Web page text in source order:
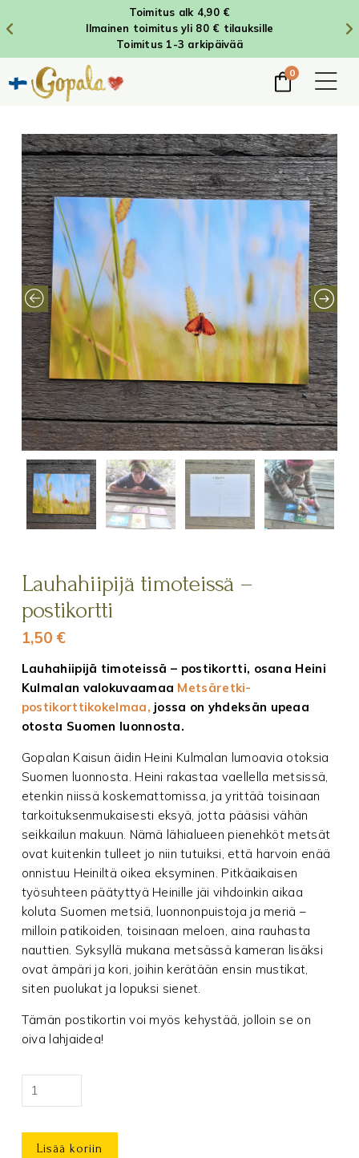
Toimitus alk 4,90 €
Ilmainen toimitus yli 80 € tilauksille
Toimitus 1-3 arkipäivää
0
Lauhahiipijä timoteissä –
postikortti
1,50 €
Lauhahiipijä timoteissä – postikortti, osana Heini
Kulmalan valokuvaamaa Metsäretki-
postikorttikokelmaa, jossa on yhdeksän upeaa
otosta Suomen luonnosta.
Gopalan Kaisun äidin Heini Kulmalan lumoavia otoksia
Suomen luonnosta. Heini rakastaa vaellella metsissä,
etenkin niissä koskemattomissa, ja yrittää toisinaan
tarkoituksenmukaisesti eksyä, jotta pääsisi vähän
seikkailun makuun. Nämä lähialueen pienehköt metsät
ovat kuitenkin tulleet jo niin tutuiksi, että harvoin enää
onnistuu Heiniltä oikea eksyminen. Pitkäaikaisen
työsuhteen päätyttyä Heinille jäi vihdoinkin aikaa
koluta Suomen metsiä, luonnonpuistoja ja meriä –
milloin patikoiden, toisinaan meloen, aina rauhasta
nauttien. Syksyllä mukana metsässä kameran lisäksi
ovat ämpäri ja kori, joihin kerätään ensin mustikat,
siten puolukat ja lopuksi sienet.
Tämän postikortin voi myös kehystää, jolloin se on
oiva lahjaidea!
Lauhahiipijä
timoteissä
postikortti
Lisää koriin